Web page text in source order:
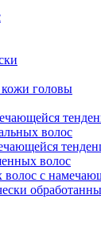
кожи головы
волос
волос
волос с